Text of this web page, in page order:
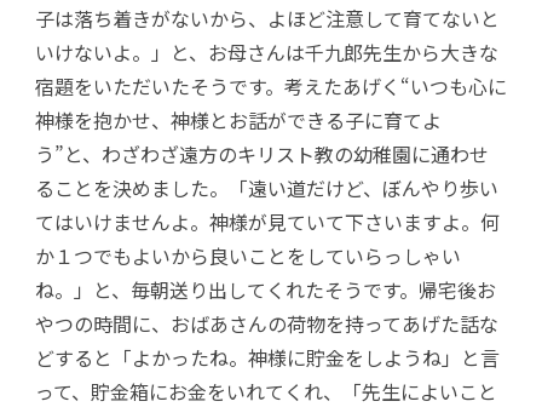
子は落ち着きがないから、よほど注意して育てないと
いけないよ。」と、お母さんは千九郎先生から大きな
宿題をいただいたそうです。考えたあげく“いつも心に
神様を抱かせ、神様とお話ができる子に育てよ
う”と、わざわざ遠方のキリスト教の幼稚園に通わせ
ることを決めました。「遠い道だけど、ぼんやり歩い
てはいけませんよ。神様が見ていて下さいますよ。何
か１つでもよいから良いことをしていらっしゃい
ね。」と、毎朝送り出してくれたそうです。帰宅後お
やつの時間に、おばあさんの荷物を持ってあげた話な
どすると「よかったね。神様に貯金をしようね」と言
って、貯金箱にお金をいれてくれ、「先生によいこと